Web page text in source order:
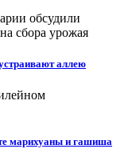
аллею
марихуаны и гашиша